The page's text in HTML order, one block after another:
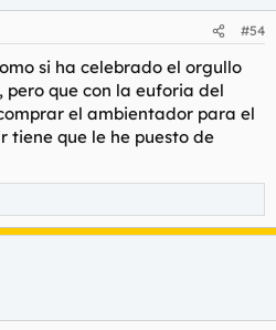
#54
si ha celebrado el orgullo
pero que con la euforia del
el ambientador para el
tiene que le he puesto de